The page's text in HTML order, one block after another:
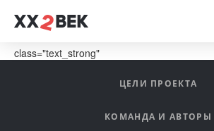
class="text_strong"
ЦЕЛИ ПРОЕКТА
КОМАНДА И АВТОРЫ